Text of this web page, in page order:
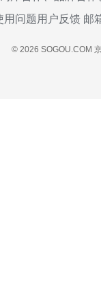
用问题用户反馈 邮
© 2026 SOGOU.COM